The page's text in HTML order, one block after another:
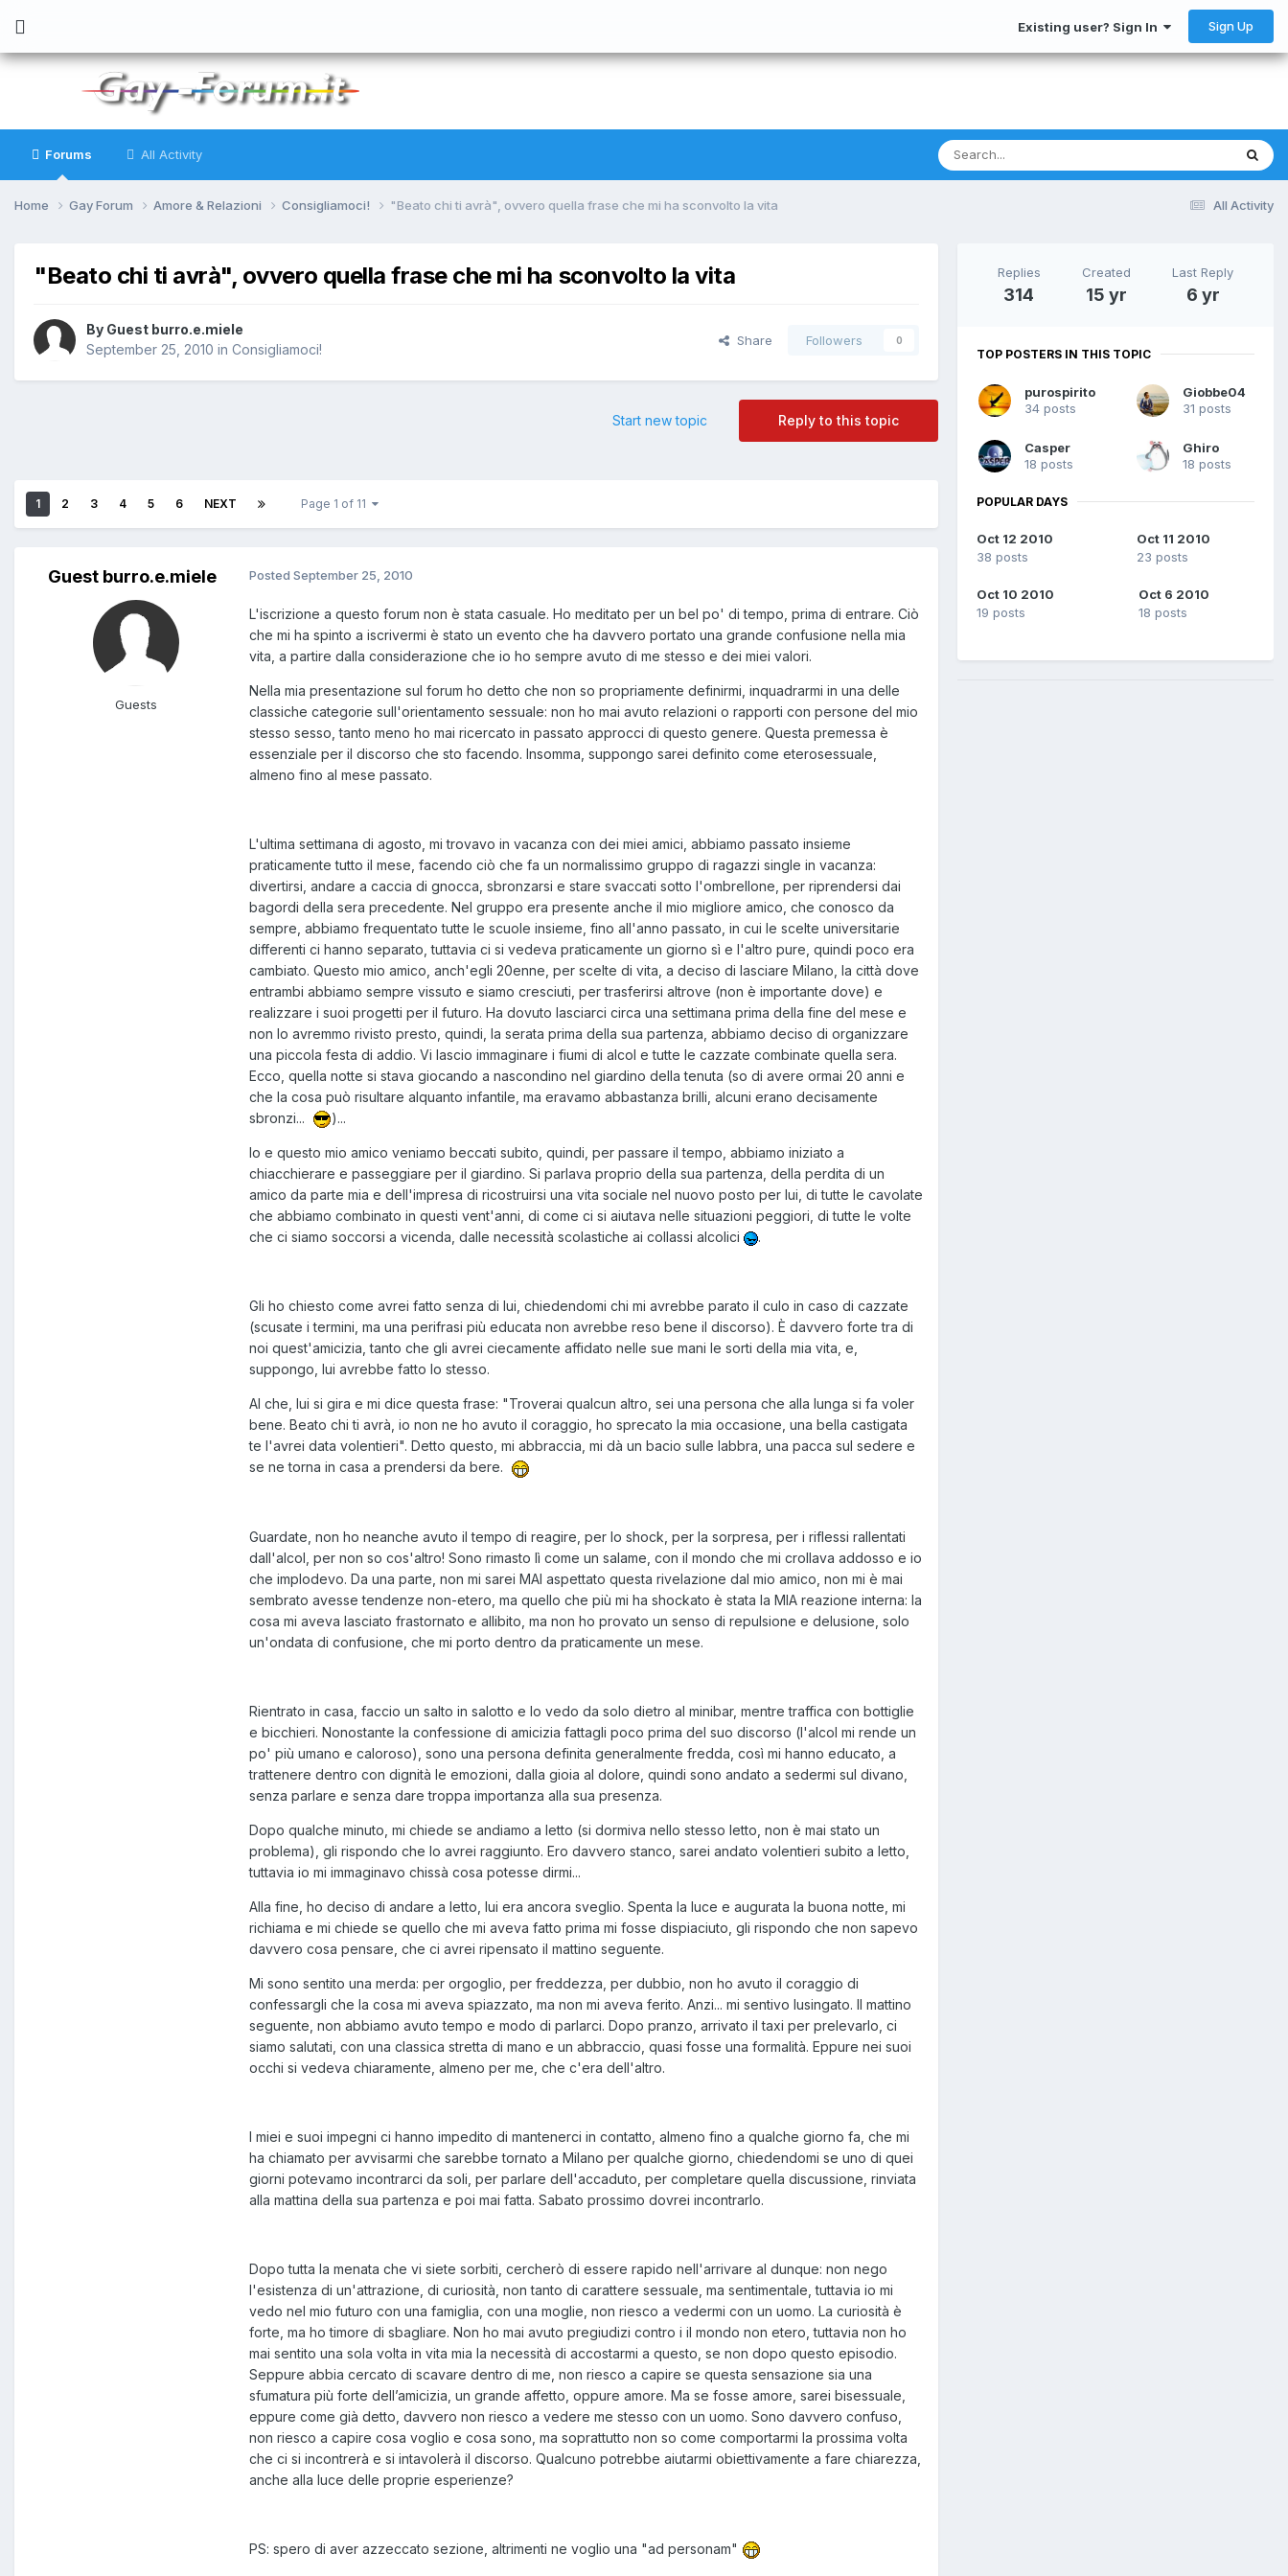
Existing user? Sign In Sign Up
Forums All Activity
All Activity
Home Gay Forum Amore & Relazioni Consigliamoci! "Beato chi ti avrà", ovvero quella frase che mi ha sconvolto la vita
"Beato chi ti avrà", ovvero quella frase che mi ha sconvolto la vita
By Guest burro.e.miele
September 25, 2010 in Consigliamoci!
Share Followers 0
Reply to this topic
Start new topic
1 2 3 4 5 6 NEXT Page 1 of 11
Guest burro.e.miele
Guests
Posted September 25, 2010
L'iscrizione a questo forum non è stata casuale. Ho meditato per un bel po' di tempo, prima di entrare. Ciò
che mi ha spinto a iscrivermi è stato un evento che ha davvero portato una grande confusione nella mia
vita, a partire dalla considerazione che io ho sempre avuto di me stesso e dei miei valori.
Nella mia presentazione sul forum ho detto che non so propriamente definirmi, inquadrarmi in una delle
classiche categorie sull'orientamento sessuale: non ho mai avuto relazioni o rapporti con persone del mio
stesso sesso, tanto meno ho mai ricercato in passato approcci di questo genere. Questa premessa è
essenziale per il discorso che sto facendo. Insomma, suppongo sarei definito come eterosessuale,
almeno fino al mese passato.
L'ultima settimana di agosto, mi trovavo in vacanza con dei miei amici, abbiamo passato insieme
praticamente tutto il mese, facendo ciò che fa un normalissimo gruppo di ragazzi single in vacanza:
divertirsi, andare a caccia di gnocca, sbronzarsi e stare svaccati sotto l'ombrellone, per riprendersi dai
bagordi della sera precedente. Nel gruppo era presente anche il mio migliore amico, che conosco da
sempre, abbiamo frequentato tutte le scuole insieme, fino all'anno passato, in cui le scelte universitarie
differenti ci hanno separato, tuttavia ci si vedeva praticamente un giorno sì e l'altro pure, quindi poco era
cambiato. Questo mio amico, anch'egli 20enne, per scelte di vita, a deciso di lasciare Milano, la città dove
entrambi abbiamo sempre vissuto e siamo cresciuti, per trasferirsi altrove (non è importante dove) e
realizzare i suoi progetti per il futuro. Ha dovuto lasciarci circa una settimana prima della fine del mese e
non lo avremmo rivisto presto, quindi, la serata prima della sua partenza, abbiamo deciso di organizzare
una piccola festa di addio. Vi lascio immaginare i fiumi di alcol e tutte le cazzate combinate quella sera.
Ecco, quella notte si stava giocando a nascondino nel giardino della tenuta (so di avere ormai 20 anni e
che la cosa può risultare alquanto infantile, ma eravamo abbastanza brilli, alcuni erano decisamente
sbronzi...
)...
Io e questo mio amico veniamo beccati subito, quindi, per passare il tempo, abbiamo iniziato a
chiacchierare e passeggiare per il giardino. Si parlava proprio della sua partenza, della perdita di un
amico da parte mia e dell'impresa di ricostruirsi una vita sociale nel nuovo posto per lui, di tutte le cavolate
che abbiamo combinato in questi vent'anni, di come ci si aiutava nelle situazioni peggiori, di tutte le volte
che ci siamo soccorsi a vicenda, dalle necessità scolastiche ai collassi alcolici
.
Gli ho chiesto come avrei fatto senza di lui, chiedendomi chi mi avrebbe parato il culo in caso di cazzate
(scusate i termini, ma una perifrasi più educata non avrebbe reso bene il discorso). È davvero forte tra di
noi quest'amicizia, tanto che gli avrei ciecamente affidato nelle sue mani le sorti della mia vita, e,
suppongo, lui avrebbe fatto lo stesso.
Al che, lui si gira e mi dice questa frase: "Troverai qualcun altro, sei una persona che alla lunga si fa voler
bene. Beato chi ti avrà, io non ne ho avuto il coraggio, ho sprecato la mia occasione, una bella castigata
te l'avrei data volentieri". Detto questo, mi abbraccia, mi dà un bacio sulle labbra, una pacca sul sedere e
se ne torna in casa a prendersi da bere.
Guardate, non ho neanche avuto il tempo di reagire, per lo shock, per la sorpresa, per i riflessi rallentati
dall'alcol, per non so cos'altro! Sono rimasto lì come un salame, con il mondo che mi crollava addosso e io
che implodevo. Da una parte, non mi sarei MAI aspettato questa rivelazione dal mio amico, non mi è mai
sembrato avesse tendenze non-etero, ma quello che più mi ha shockato è stata la MIA reazione interna: la
cosa mi aveva lasciato frastornato e allibito, ma non ho provato un senso di repulsione e delusione, solo
un'ondata di confusione, che mi porto dentro da praticamente un mese.
Rientrato in casa, faccio un salto in salotto e lo vedo da solo dietro al minibar, mentre traffica con bottiglie
e bicchieri. Nonostante la confessione di amicizia fattagli poco prima del suo discorso (l'alcol mi rende un
po' più umano e caloroso), sono una persona definita generalmente fredda, così mi hanno educato, a
trattenere dentro con dignità le emozioni, dalla gioia al dolore, quindi sono andato a sedermi sul divano,
senza parlare e senza dare troppa importanza alla sua presenza.
Dopo qualche minuto, mi chiede se andiamo a letto (si dormiva nello stesso letto, non è mai stato un
problema), gli rispondo che lo avrei raggiunto. Ero davvero stanco, sarei andato volentieri subito a letto,
tuttavia io mi immaginavo chissà cosa potesse dirmi...
Alla fine, ho deciso di andare a letto, lui era ancora sveglio. Spenta la luce e augurata la buona notte, mi
richiama e mi chiede se quello che mi aveva fatto prima mi fosse dispiaciuto, gli rispondo che non sapevo
davvero cosa pensare, che ci avrei ripensato il mattino seguente.
Mi sono sentito una merda: per orgoglio, per freddezza, per dubbio, non ho avuto il coraggio di
confessargli che la cosa mi aveva spiazzato, ma non mi aveva ferito. Anzi... mi sentivo lusingato. Il mattino
seguente, non abbiamo avuto tempo e modo di parlarci. Dopo pranzo, arrivato il taxi per prelevarlo, ci
siamo salutati, con una classica stretta di mano e un abbraccio, quasi fosse una formalità. Eppure nei suoi
occhi si vedeva chiaramente, almeno per me, che c'era dell'altro.
I miei e suoi impegni ci hanno impedito di mantenerci in contatto, almeno fino a qualche giorno fa, che mi
ha chiamato per avvisarmi che sarebbe tornato a Milano per qualche giorno, chiedendomi se uno di quei
giorni potevamo incontrarci da soli, per parlare dell'accaduto, per completare quella discussione, rinviata
alla mattina della sua partenza e poi mai fatta. Sabato prossimo dovrei incontrarlo.
Dopo tutta la menata che vi siete sorbiti, cercherò di essere rapido nell'arrivare al dunque: non nego
l'esistenza di un'attrazione, di curiosità, non tanto di carattere sessuale, ma sentimentale, tuttavia io mi
vedo nel mio futuro con una famiglia, con una moglie, non riesco a vedermi con un uomo. La curiosità è
forte, ma ho timore di sbagliare. Non ho mai avuto pregiudizi contro i il mondo non etero, tuttavia non ho
mai sentito una sola volta in vita mia la necessità di accostarmi a questo, se non dopo questo episodio.
Seppure abbia cercato di scavare dentro di me, non riesco a capire se questa sensazione sia una
sfumatura più forte dell’amicizia, un grande affetto, oppure amore. Ma se fosse amore, sarei bisessuale,
eppure come già detto, davvero non riesco a vedere me stesso con un uomo. Sono davvero confuso,
non riesco a capire cosa voglio e cosa sono, ma soprattutto non so come comportarmi la prossima volta
che ci si incontrerà e si intavolerà il discorso. Qualcuno potrebbe aiutarmi obiettivamente a fare chiarezza,
anche alla luce delle proprie esperienze?
PS: spero di aver azzeccato sezione, altrimenti ne voglio una "ad personam"
Replies
314
Created
15 yr
Last Reply
6 yr
TOP POSTERS IN THIS TOPIC
purospirito
34 posts
Giobbe04
31 posts
Casper
18 posts
Ghiro
18 posts
POPULAR DAYS
Oct 12 2010
38 posts
Oct 11 2010
23 posts
Oct 10 2010
19 posts
Oct 6 2010
18 posts